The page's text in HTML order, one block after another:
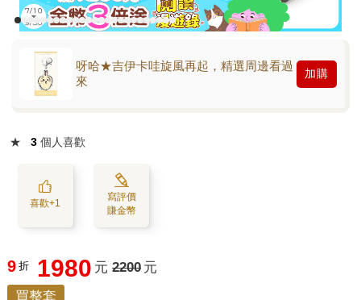
呀哈★吉伊卡哇旋風再起，精選周邊看過
來
加購
★ 3 個人喜歡
喜歡+1
寫評價
賺金幣
9 折 1980 元 2200 元
買整套